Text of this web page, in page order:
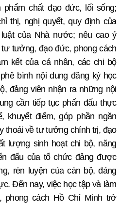
chất đạo đức, lối sống;
thị, nghị quyết, quy định của
của Nhà nước; nêu cao ý
tưởng, đạo đức, phong cách
kết của cá nhân, các chi bộ
bình nội dung đăng ký học
đảng viên nhận ra những nội
cần tiếp tục phấn đấu thực
khuyết điểm, góp phần ngăn
thoái về tư tưởng chính trị, đạo
lượng sinh hoạt chi bộ, năng
đấu của tổ chức đảng được
rèn luyện của cán bộ, đảng
Đến nay, việc học tập và làm
cách Hồ Chí Minh trở